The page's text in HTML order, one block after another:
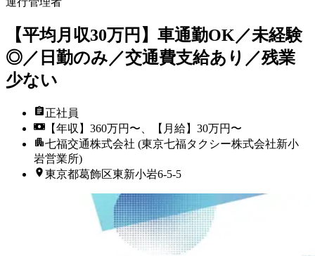
【平均月収30万円】車通勤OK／未経験
◎／日勤のみ／交通費支給あり／残業
少ない
正社員
【年収】360万円〜、【月給】30万円〜
七福交通株式会社 (東京七福タクシー株式会社新小
岩営業所)
東京都葛飾区東新小岩6-5-5